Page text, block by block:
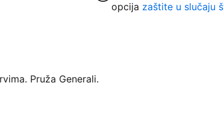
opcija zaštite u slučaju
Pruža Generali.